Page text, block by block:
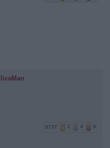
6737 2 4 6